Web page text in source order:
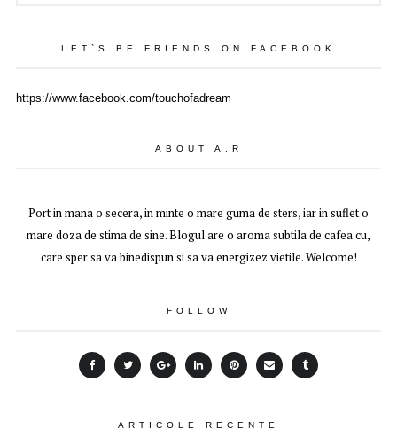
LET`S BE FRIENDS ON FACEBOOK
https://www.facebook.com/touchofadream
ABOUT A.R
Port in mana o secera, in minte o mare guma de sters, iar in suflet o
mare doza de stima de sine. Blogul are o aroma subtila de cafea cu,
care sper sa va binedispun si sa va energizez vietile. Welcome!
FOLLOW
ARTICOLE RECENTE